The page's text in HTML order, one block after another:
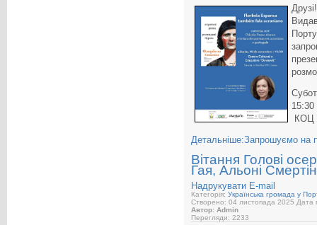
Друзі!
15:30
КОЦ
Детальніше:Запрошуємо на
Вітання Голові
Гая, Альоні
Надрукувати E-mail
Категорія: Українська громада у
Створено: 04 листопада 2025 Дата
Автор: Admin
Перегляди: 2233